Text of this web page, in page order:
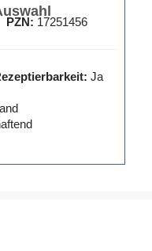
PZN: 17251456
Ja